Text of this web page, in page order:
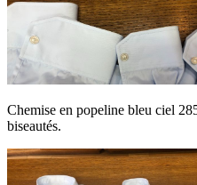
Chemise en popeline bleu ciel
biseautés.